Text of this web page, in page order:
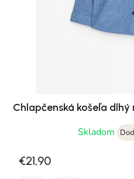
Chlapčenská košeľa
Skladom
€21,90